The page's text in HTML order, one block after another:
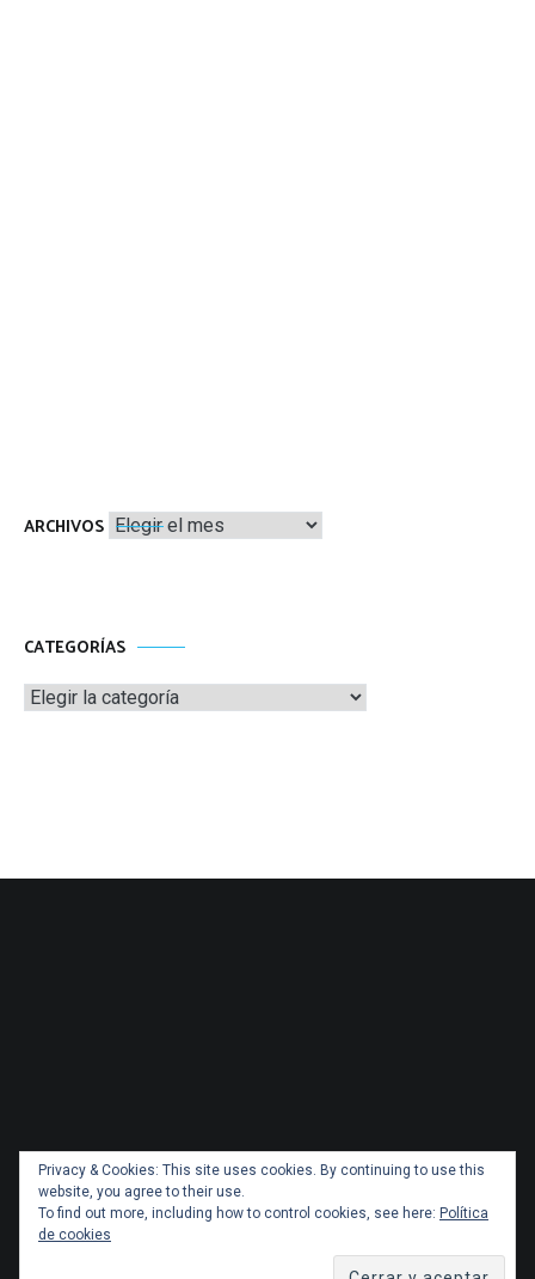
ARCHIVOS Archivos
CATEGORÍAS
Categorías
Copyright 2026 Administracionytransportes.cl Todos los
. Orgullosamente
Privacy & Cookies: This site uses cookies. By continuing to use this
website, you agree to their use.
To find out more, including how to control cookies, see here: Política
de cookies